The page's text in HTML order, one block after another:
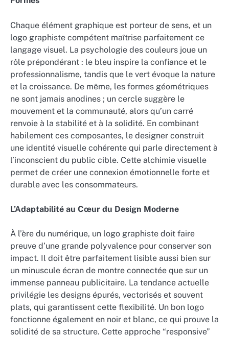
Chaque élément graphique est porteur de sens, et un
logo graphiste compétent maîtrise parfaitement ce
langage visuel. La psychologie des couleurs joue un
rôle prépondérant : le bleu inspire la confiance et le
professionnalisme, tandis que le vert évoque la nature
et la croissance. De même, les formes géométriques
ne sont jamais anodines ; un cercle suggère le
mouvement et la communauté, alors qu’un carré
renvoie à la stabilité et à la solidité. En combinant
habilement ces composantes, le designer construit
une identité visuelle cohérente qui parle directement à
l’inconscient du public cible. Cette alchimie visuelle
permet de créer une connexion émotionnelle forte et
durable avec les consommateurs.
L’Adaptabilité au Cœur du Design Moderne
À l’ère du numérique, un logo graphiste doit faire
preuve d’une grande polyvalence pour conserver son
impact. Il doit être parfaitement lisible aussi bien sur
un minuscule écran de montre connectée que sur un
immense panneau publicitaire. La tendance actuelle
privilégie les designs épurés, vectorisés et souvent
plats, qui garantissent cette flexibilité. Un bon logo
fonctionne également en noir et blanc, ce qui prouve la
solidité de sa structure. Cette approche “responsive”